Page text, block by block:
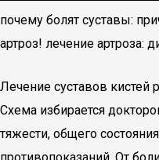
почему болят суставы:
артроз! лечение артроза:
Лечение суставов кистей
Схема избирается
тяжести, общего